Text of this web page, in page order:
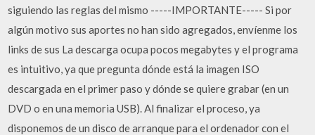
siguiendo las reglas del mismo -----IMPORTANTE----- Si por
algún motivo sus aportes no han sido agregados, envíenme los
links de sus La descarga ocupa pocos megabytes y el programa
es intuitivo, ya que pregunta dónde está la imagen ISO
descargada en el primer paso y dónde se quiere grabar (en un
DVD o en una memoria USB). Al finalizar el proceso, ya
disponemos de un disco de arranque para el ordenador con el